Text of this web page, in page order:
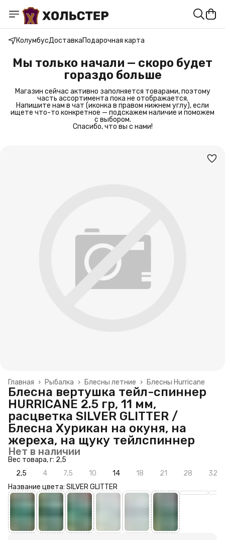
КолумбусДоставкаПодарочная карта
Мы только начали — скоро будет
гораздо больше
Магазин сейчас активно заполняется товарами, поэтому
часть ассортимента пока не отображается.
Напишите нам в чат (иконка в правом нижнем углу), если
ищете что-то конкретное — подскажем наличие и поможем
с выбором.
Спасибо, что вы с нами!
Блесны Hurricane
Блесны летние ›
Рыбалка ›
Главная ›
Блесна вертушка тейл-спиннер
HURRICANE 2.5 гр, 11 мм,
расцветка SILVER GLITTER /
Блесна Хурикан на окуня, на
жереха, на щуку тейлспиннер
Нет в наличии
Вес товара, г: 2,5
2,5
4 7,5 10 14 18 21 28
32
Название цвета: SILVER GLITTER